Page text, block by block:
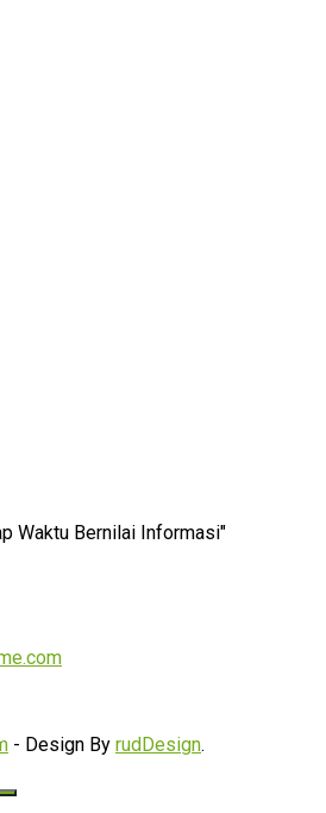
Waktu Bernilai Informasi"
- Design By rudDesign.